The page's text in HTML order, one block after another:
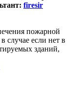
firesir
пожарной
случае если нет в
зданий,